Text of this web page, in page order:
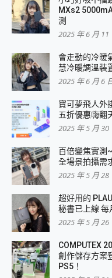
MXs2
測
2025 年 6 月 11
會走動的冷暖
慧冷暖調溫裝
2025 年 6 月 6
寶可夢飛人外
五折優惠嗨翻
2025 年 5 月 30
百倍變焦實測
全場景拍攝需
2025 年 5 月 28
超好用的
秘書已上線 每
2025 年 5 月 26
COMPUTEX
創作儲存方案
PS5！